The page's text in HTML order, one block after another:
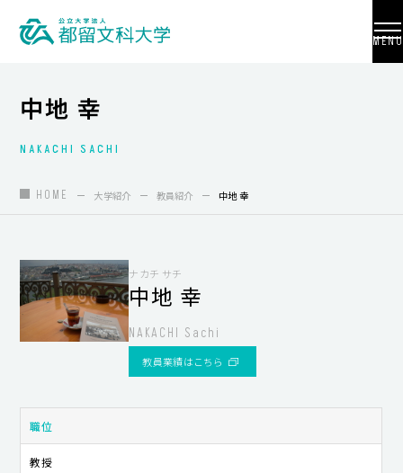
MENU
大学紹介
入試情報
地域連携
国際交流
教員養成
キャンパスライフ
就職・キャリア支援
中地 幸
NAKACHI SACHI
HOME 大学紹介 教員紹介 中地 幸
ナカチ サチ
中地 幸
NAKACHI Sachi
教員業績はこちら
職位
教授